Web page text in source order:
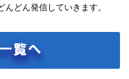
どん発信していきます。